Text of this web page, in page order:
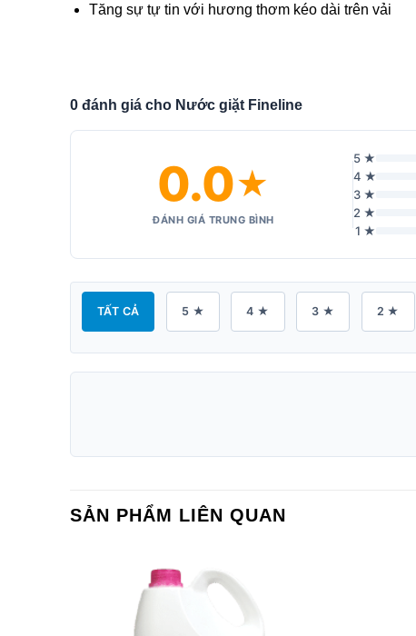
Tăng sự tự tin với hương thơm kéo dài trên vải
0 đánh giá cho Nước giặt Fineline
0.0★
ĐÁNH GIÁ TRUNG BÌNH
5 ★
4 ★
3 ★
2 ★
1 ★
TẤT CẢ 5 ★ 4 ★ 3 ★ 2 ★
SẢN PHẨM LIÊN QUAN